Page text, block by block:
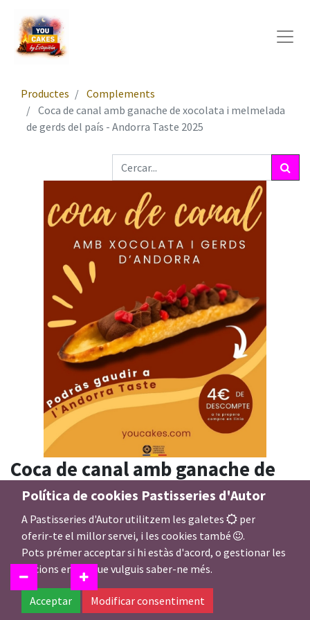
Productes
Complements
Coca de canal amb ganache de xocolata i melmelada
de gerds del país - Andorra Taste 2025
Coca de canal amb ganache de
xocolata i melmelada de gerds
del país - Andorra Taste 2025
5,00€
Política de cookies Pastisseries d'Autor
A Pastisseries d'Autor utilitzem les galetes
per
oferir-te el millor servei, i les cookies també
.
Pots prémer acceptar si hi estàs d'acord, o gestionar les
opcions en cas que vulguis saber-ne més.
Acceptar Modificar consentiment